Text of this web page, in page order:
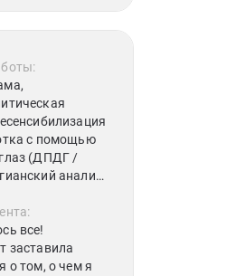
с помощью
(ДПДГ /
анализ,
все!
заставила
о том, о чем я